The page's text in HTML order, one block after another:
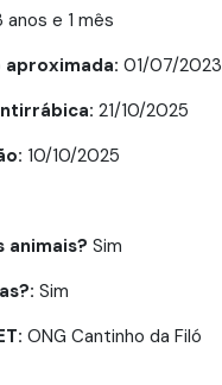
anos e 1 mês
01/07/2023
21/10/2025
10/10/2025
animais? Sim
Sim
ONG Cantinho da Filó